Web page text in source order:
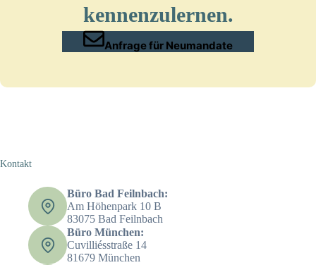
kennenzulernen.
Anfrage für Neumandate
Kontakt
Büro Bad Feilnbach:
Am Höhenpark 10 B
83075 Bad Feilnbach
Büro München:
Cuvilliésstraße 14
81679 München